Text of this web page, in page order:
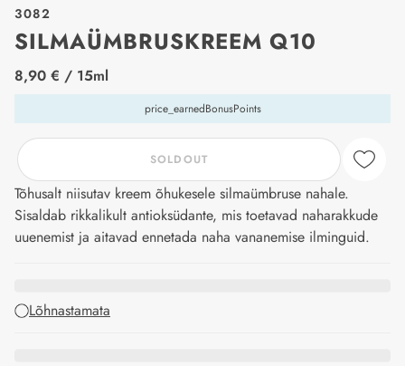
3082
SILMAÜMBRUSKREEM Q10
price_label
8,90 € / 15ml
price_earnedBonusPoints
SOLDOUT
Tõhusalt niisutav kreem õhukesele silmaümbruse nahale.
Sisaldab rikkalikult antioksüdante, mis toetavad naharakkude
uuenemist ja aitavad ennetada naha vananemise ilminguid.
Lõhnastamata